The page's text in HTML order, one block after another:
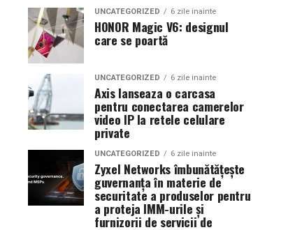
UNCATEGORIZED 6 zile inainte
HONOR Magic V6: designul
care se poartă
UNCATEGORIZED 6 zile inainte
Axis lanseaza o carcasa
pentru conectarea camerelor
video IP la retele celulare
private
UNCATEGORIZED 6 zile inainte
Zyxel Networks îmbunătățește
guvernanța în materie de
securitate a produselor pentru
a proteja IMM-urile și
furnizorii de servicii de